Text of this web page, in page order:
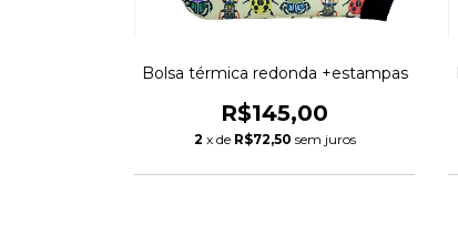
Bolsa térmica redonda +estampas
R$145,00
2 x de R$72,50 sem juros